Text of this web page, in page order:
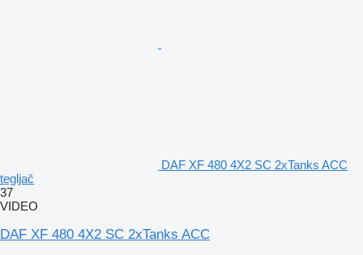
DAF XF 480 4X2 SC 2xTanks ACC
tegljač
37
VIDEO
DAF XF 480 4X2 SC 2xTanks ACC